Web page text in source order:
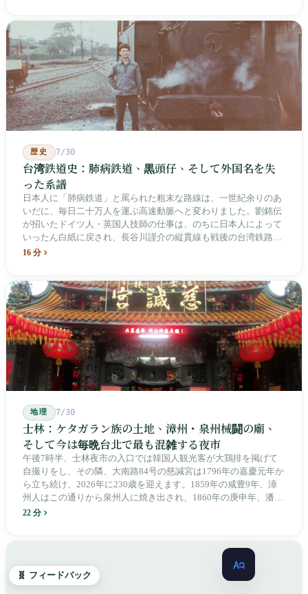
歴史 7/30
台湾鉄道史：肺病鉄道、黒頭仔、そして外国名を失
った系譜
日本人に「肺病鉄道」と罵られた粗末な路線は、一世紀余りのあ
いだに、毎日二十万人を運ぶ高速動脈へと変わりました。劉銘伝
が招いたドイツ人・英国人技師の仕事は、のちに日本人によって
いったん白紙に戻され、長谷川謹介の縦貫線も戦後の台湾鉄路に
よって改名・改番されました。どの世代も前の世代の記録を脚注
治スローガン、そしてようやくプユマ・タロコの世代になって、
先住民族の地名が再びレールの上に敷き戻されたのです。
16 分
地理 7/30
士林：ケタガラン族の土地、漳州・泉州械闘の廟、
そして今は毎晩台北で最も混雑する夜市
午後7時半、士林夜市の入口では韓国人観光客が大鶏排を掲げて
自撮りをし、その隣、大南路84号の慈諴宮は1796年の嘉慶元年か
ら立ち続け、2026年に230歳を迎えます。1859年の咸豊9年、漳
州人はこの通りから泉州人に焼き出され、1860年の庚申年、潘永
清は下樹林に大東路・大南路・大西路・大北路という四本の整然
成し、1992年に豪大大鶏排が台中で発明され、1999年に士林へ進
出しました。2002年に戦後増築された屋根付き部分が撤去され、
2011年に新市場が開業し、地下フード街は朝から晩まで二交代で
22 分
🧬 フィードバック